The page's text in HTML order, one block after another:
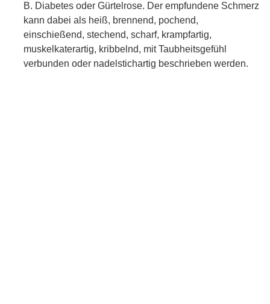
B. Diabetes oder Gürtelrose. Der empfundene Schmerz
kann dabei als heiß, brennend, pochend,
einschießend, stechend, scharf, krampfartig,
muskelkaterartig, kribbelnd, mit Taubheitsgefühl
verbunden oder nadelstichartig beschrieben werden.